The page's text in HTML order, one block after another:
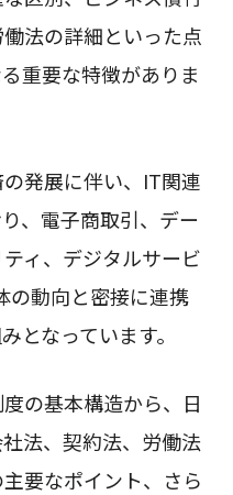
法の詳細といった点
重要な特徴がありま
発展に伴い、IT関連
、電子商取引、デー
ィ、デジタルサービ
の動向と密接に連携
となっています。
の基本構造から、日
法、契約法、労働法
要なポイント、さら